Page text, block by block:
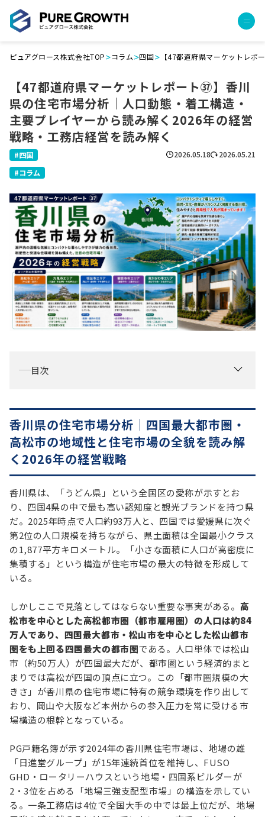
経営コンサルティング
PGハウス（住宅フランチャイズ）
広告運用代行
採用チャンネル作成
成功報酬型コストダウン
事例
プロジェクト事例
クライアントボイス
お役立ち情報
資料ダウンロード
セミナー
コラム
お問い合わせ
資料ダウンロード
PGハウスについて
ピュアグロース株式会社TOP>コラム>四国> 【47都道府県マーケットレ
【47都道府県マーケットレポート㊲】香川
県の住宅市場分析｜人口動態・着工構造・
主要プレイヤーから読み解く2026年の経営
戦略・工務店経営を読み解く
2026.05.18 2026.05.21
四国
コラム
目次
香川県の住宅市場分析｜四国最大都市圏・
高松市の地域性と住宅市場の全貌を読み解
く2026年の経営戦略
香川県は、「うどん県」という全国区の愛称が示すとお
り、四国4県の中で最も高い認知度と観光ブランドを持つ県
だ。2025年時点で人口約93万人と、四国では愛媛県に次ぐ
第2位の人口規模を持ちながら、県土面積は全国最小クラス
の1,877平方キロメートル。「小さな面積に人口が高密度に
集積する」という構造が住宅市場の最大の特徴を形成して
いる。
しかしここで見落としてはならない重要な事実がある。高
松市を中心とした高松都市圏（都市雇用圏）の人口は約84
万人であり、四国最大都市・松山市を中心とした松山都市
圏をも上回る四国最大の都市圏である。人口単体では松山
市（約50万人）が四国最大だが、都市圏という経済的まと
まりでは高松が四国の頂点に立つ。この「都市圏規模の大
きさ」が香川県の住宅市場に特有の競争環境を作り出して
おり、岡山や大阪など本州からの参入圧力を常に受ける市
場構造の根幹となっている。
PG戸籍名簿が示す2024年の香川県住宅市場は、地場の雄
「日進堂グループ」が15年連続首位を維持し、FUSO
GHD・ロータリーハウスという地場・四国系ビルダーが
2・3位を占める「地場三強支配型市場」の構造を示してい
る。一条工務店は4位で全国大手の中では最上位だが、地場